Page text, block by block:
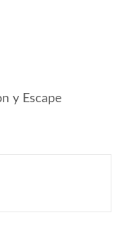
y Escape